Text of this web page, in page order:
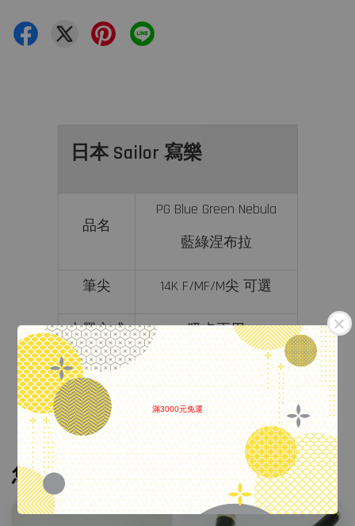
滿3000元免運
日本 Sailor 寫樂
品名
PG Blue Green Nebula
藍綠涅布拉
筆尖 14K F/MF/M尖 可選
上墨方式 吸卡兩用
備註 附吸墨器、卡水、盒子
您可能也喜歡